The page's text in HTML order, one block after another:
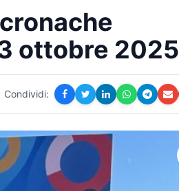
ottobre 2025
Condividi: